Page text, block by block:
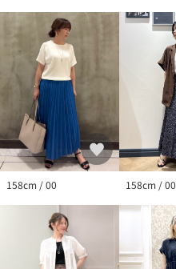
158cm / 00 158cm / 00